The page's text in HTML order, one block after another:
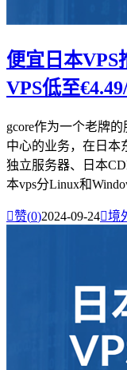
便宜日本VPS
VPS低至
gcore作为一个老牌
中心的业务，在日本
独立服务器、日本
本vps分Linux和
赞(0)2024-09-24境